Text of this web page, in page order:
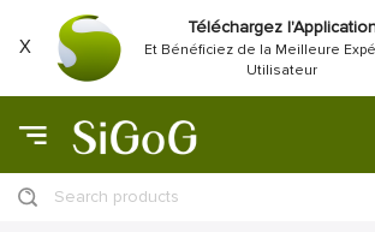
X
Téléchargez
Et Bénéficiez de la Meilleure
Utilisateur
Search products